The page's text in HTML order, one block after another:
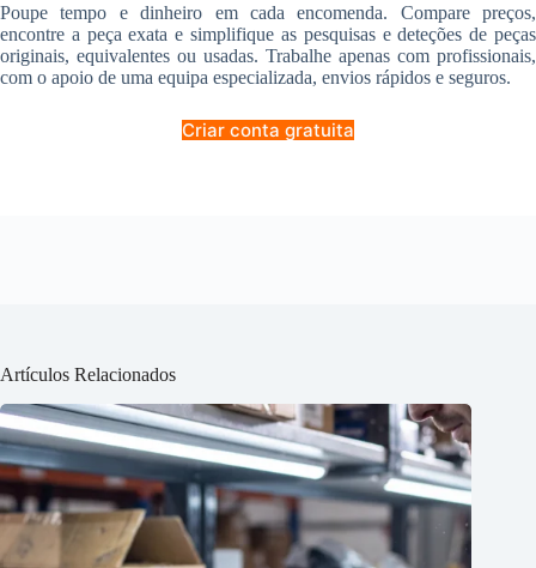
Poupe tempo e dinheiro em cada encomenda. Compare preços,
encontre a peça exata e simplifique as pesquisas e deteções de peças
originais, equivalentes ou usadas. Trabalhe apenas com profissionais,
com o apoio de uma equipa especializada, envios rápidos e seguros.
Criar conta gratuita
Artículos Relacionados